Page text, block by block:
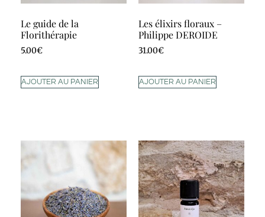
Le guide de la
Florithérapie
5.00€
AJOUTER AU PANIER
Les élixirs floraux –
Philippe DEROIDE
31.00€
AJOUTER AU PANIER